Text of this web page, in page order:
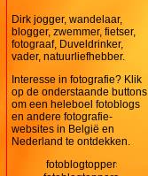
Dirk jogger, wandelaar,
blogger, zwemmer, fietser,
fotograaf, Duveldrinker,
vader, natuurliefhebber.
Interesse in fotografie? Klik
op de onderstaande buttons
om een heleboel fotoblogs
en andere fotografie-
websites in België en
Nederland te ontdekken.